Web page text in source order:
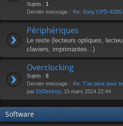
Sujets : 1
Dernier message : Re: Sony CPD-
Périphériques
Le reste (lecteurs optiques,
claviers, imprimantes...)
Overclocking
Sujets : 5
Dernier message : Re: T'as peur pour
par DrDestroy , 15 mars 2024 22:44
Software